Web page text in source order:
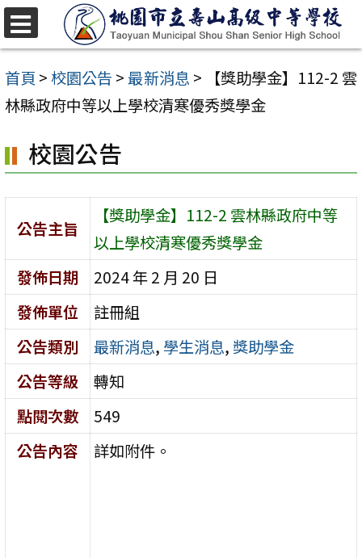
跳
至
主
要
容
區
首頁 >校園公告 >最新消息 >
【獎助學金】112-2 雲
林縣政府中等以上學校清寒優秀獎學金
校園公告
公告主旨
【獎助學金】112-2 雲林縣政府中等
以上學校清寒優秀獎學金
發佈日期
2024 年 2 月 20 日
發佈單位
註冊組
公告類別
最新消息, 學生消息, 獎助學金
公告等級
轉知
點閱次數
549
公告內容
詳如附件。
選
單